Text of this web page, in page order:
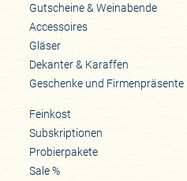
Gutscheine & Weinabende
Accessoires
Gläser
Dekanter & Karaffen
Geschenke und Firmenpräsente
Feinkost
Subskriptionen
Probierpakete
Sale %